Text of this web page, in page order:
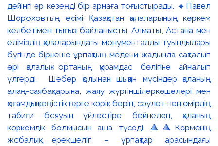
дейінгі әр кезеңді бір арнаға тоғыстырады. 🔸Павел
Шороховтың есімі Қазақстан қалаларының көркем
келбетімен тығыз байланысты, Алматы, Астана мен
еліміздің қалаларындағы монументалды туындылары
бүгінде бірнеше ұрпақтың мәдени жадында сақталып
әрі қалалық ортаның құрамдас бөлігіне айналып
үлгерді. Шебер қолынан шыққан мүсіндер қаланың
алаң-саябақтарына, жаяу жүргіншілеркөшелері мен
қоғамдық кеңістіктерге көрік беріп, сәулет пен өмірдің
табиғи бояуын үйлестіре бейнелеп, қаланың
көркемдік болмысын аша түседі. 🔺🔺Көрменің
жобалық ерекшелігі – ұрпақтар арасындағы